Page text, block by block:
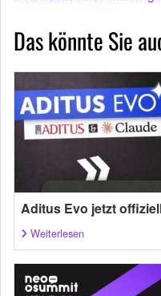
Das könnte Sie
Aditus Evo jetzt
Weiterlesen